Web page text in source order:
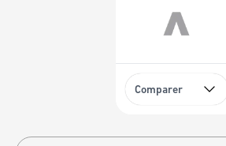
Comparer